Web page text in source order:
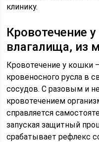
клинику.
Кровотечение
влагалища, из
Кровотечение у кошки
кровеносного русла в
сосудов. С разовым и
кровотечением
справляется
запуская защитный
срабатывает рефлекс